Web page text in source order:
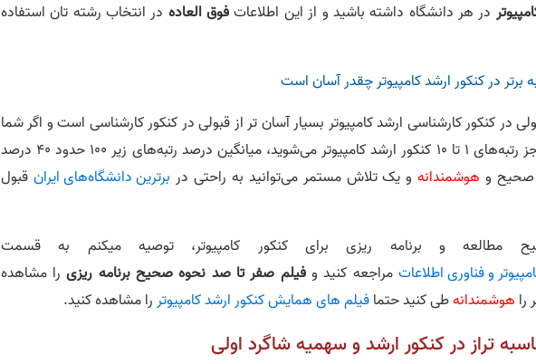
در هر دانشگاه داشته باشید و از این اطلاعاتفوق العاده در انتخاب رشته تان استفاده
کنکور کارشناسی ارشد کامپیوتر بسیار آسان تر از قبولی در کنکور کارشناسی است و اگر شما
به 50 درصد سوالات پاسخ دهید جز رتبه‌های 1 تا 10 کنکور ارشد کامپیوتر می‌شوید، میانگین درصد رتبه‌های زیر 100 حدود 40 درصد
صحیح و هوشمندانهو یک تلاش مستمر می‌توانید به راحتی در برترین دانشگاه‌های ایران قبول
مطالعه و برنامه ریزی برای کنکور کامپیوتر، توصیه میکنم به قسمت
و فناوری اطلاعاتمراجعه کنید وفیلم صفر تا صد نحوه صحیح برنامه‌ ریزیرا مشاهده
هوشمندانهطی کنید حتمافیلم های همایش کنکور ارشد کامپیوتررا مشاهده کنید.
تراز در کنکور ارشد و سهمیه شاگرد اولی